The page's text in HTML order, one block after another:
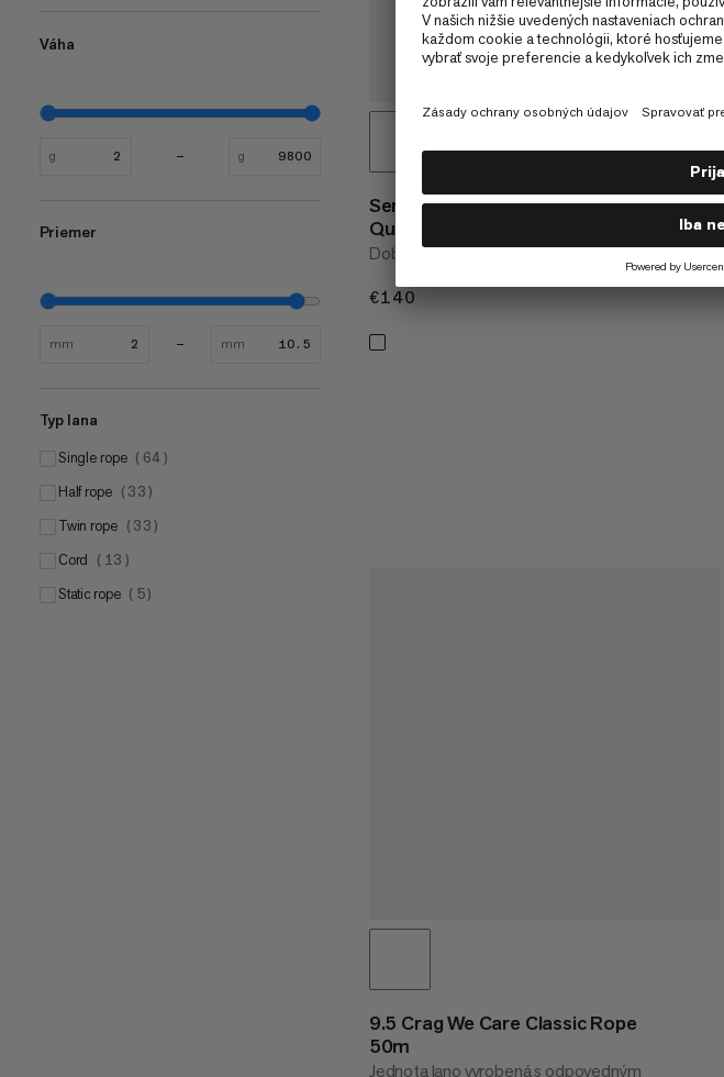
Váha
g g
Priemer
mm mm
Typ lana
Single rope ( 64 )
Half rope ( 33 )
Twin rope ( 33 )
Cord ( 13 )
Static rope ( 5)
Sender Keylock 12 cm 6-Pack
Quickdraws
Dobré ovládanie a minimálna váha
€140
9.5 Crag We Care Classic Rope
50m
Jednota lano vyrobená s odpovedným